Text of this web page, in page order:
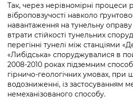
Київська міська військова
Важливе під час воєнного
Так, через нерівномірні процеси
віброповзучості навколо
навантаження на тунельну
втрати стійкості тунельних
перегінні тунелі між станціями
«Либідська» споруджувалися в
2008-2010 роках підземним
гірничо-геологічних умовах, при
водозниженні, із застосуванням
немеханізованого способу.